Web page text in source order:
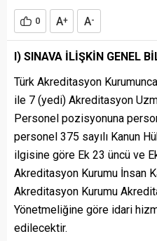
0 A+ A-
I) SINAVA İLİŞKİN GENEL
Türk Akreditasyon
ile 7 (yedi) Akreditasyon
Personel pozisyonuna
personel 375 sayılı Kanun
ilgisine göre Ek 23 üncü ve
Akreditasyon Kurumu İnsan
Akreditasyon Kurumu
Yönetmeliğine göre idari
edilecektir.